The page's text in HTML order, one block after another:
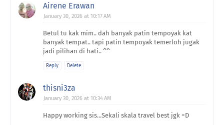
Airene Erawan
January 30, 2026 at 10:17 AM
Betul tu kak mim.. dah banyak patin tempoyak kat
banyak tempat.. tapi patin tempoyak temerloh jugak
jadi pilihan di hati.. ^^
Reply Delete
thisni3za
January 30, 2026 at 10:34 AM
Happy working sis...Sekali skala travel best jgk =D